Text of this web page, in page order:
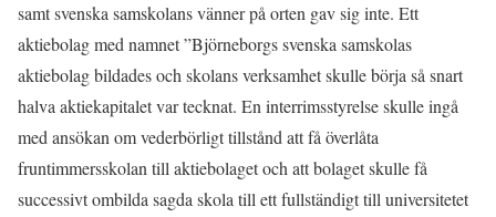
samt svenska samskolans vänner på orten gav sig inte. Ett
aktiebolag med namnet ”Björneborgs svenska samskolas
aktiebolag bildades och skolans verksamhet skulle börja så snart
halva aktiekapitalet var tecknat. En interrimsstyrelse skulle ingå
med ansökan om vederbörligt tillstånd att få överlåta
fruntimmersskolan till aktiebolaget och att bolaget skulle få
successivt ombilda sagda skola till ett fullständigt till universitetet